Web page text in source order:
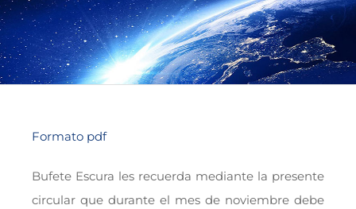
Formato pdf
Bufete Escura les recuerda mediante la presente
circular que durante el mes de noviembre debe